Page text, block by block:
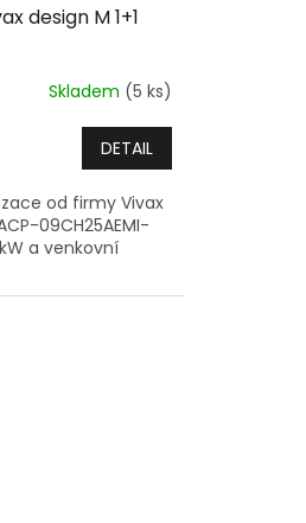
design M 1+1
Skladem (5 ks)
DETAIL
od firmy Vivax
09CH25AEMI-
a venkovní